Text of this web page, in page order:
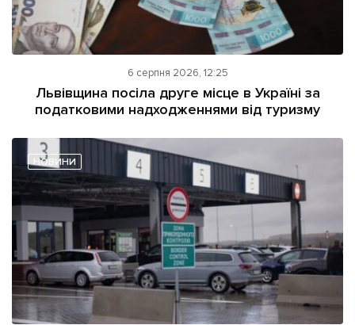
6 серпня 2026, 12:25
Львівщина посіла друге місце в Україні за
податковими надходженнями від туризму
НОВИНИ